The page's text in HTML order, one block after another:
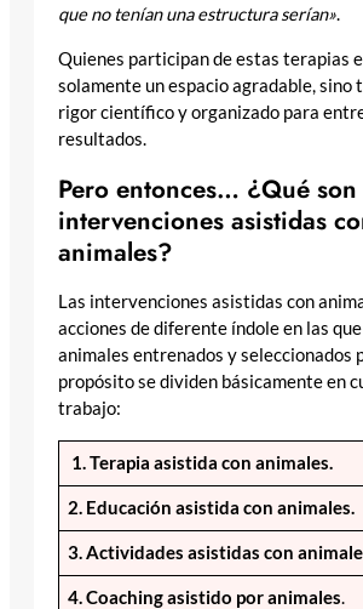
que no tenían una estructura serían».
Quienes participan de estas terapias
solamente un espacio agradable, sino
rigor científico y organizado para
resultados.
Pero entonces… ¿Qué son
intervenciones asistidas
animales?
Las intervenciones asistidas con
acciones de diferente índole en las
animales entrenados y seleccionados
propósito se dividen básicamente en
trabajo:
1. Terapia asistida con animales.
2. Educación asistida con animales.
3. Actividades asistidas con
4. Coaching asistido por animales.